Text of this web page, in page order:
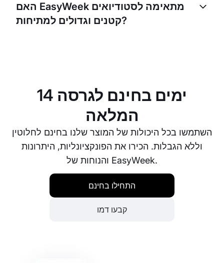
מבוססות נתונים לשיפור העסק.
האם EasyWeek מתאימה לסטודיואים
קטנים וגדולים למתיחות?
14 ימים בחינם לגרסה
המלאה
השתמשו בכל היכולות של המוצר שלנו בחינם לחלוטין
וללא הגבלות. הכירו את הפונקציונליות, היתרונות
והנוחות של EasyWeek.
התחילו בחינם
קבעו דמו